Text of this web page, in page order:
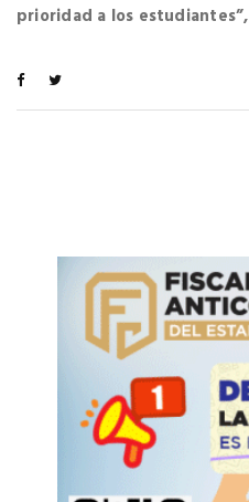
prioridad a los estudiantes”,